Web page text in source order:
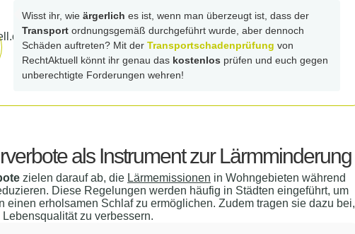
Wisst ihr, wie ärgerlich es ist, wenn man überzeugt ist, dass der
Transport ordnungsgemäß durchgeführt wurde, aber dennoch
Schäden auftreten? Mit der Transportschadenprüfung von
RechtAktuell könnt ihr genau das kostenlos prüfen und euch gegen
unberechtigte Forderungen wehren!
als Instrument zur Lärmminderung
zielen darauf ab, die Lärmemissionen in Wohngebieten während
Diese Regelungen werden häufig in Städten eingeführt, um
einen erholsamen Schlaf zu ermöglichen. Zudem tragen sie dazu bei,
zu verbessern.